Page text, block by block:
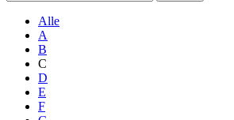
Alle
A
B
C
D
E
F